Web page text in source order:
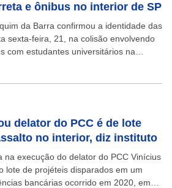
e ônibus no interior de SP
da Barra confirmou a identidade das
sexta-feira, 21, na colisão envolvendo
com estudantes universitários na
delator do PCC é de lote
no interior, diz instituto
na execução do delator do PCC Vinícius
lote de projéteis disparados em um
bancárias ocorrido em 2020, em